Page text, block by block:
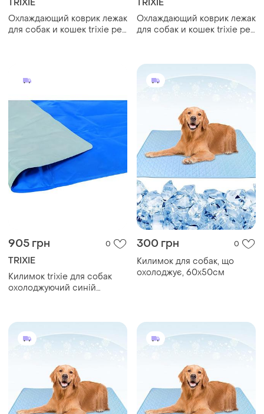
TRIXIE
Охлаждающий коврик лежак
для собак и кошек trixie pet
TRIXIE
Охлаждающий коврик лежак
для собак и кошек trixie pet
905 грн 0
TRIXIE
Килимок trixie для собак
охолоджуючий синій
300 грн 0
Килимок для собак, що
охолоджує, 60х50см